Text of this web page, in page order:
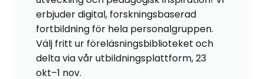
erbjuder digital, forskningsbaserad
fortbildning för hela personalgruppen.
Välj fritt ur föreläsningsbiblioteket och
delta via vår utbildningsplattform, 23
okt–1 nov.